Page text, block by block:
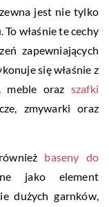
jest nie tylko
To właśnie te cechy
zapewniających
się właśnie z
meble oraz szafki
zmywarki oraz
baseny do
jako element
dużych garnków,